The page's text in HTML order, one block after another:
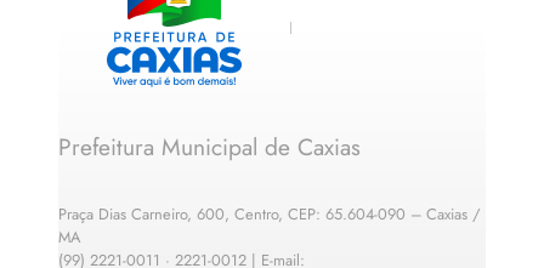
Prefeitura Municipal de Caxias
Praça Dias Carneiro, 600, Centro, CEP: 65.604-090 – Caxias /
MA
(99) 2221-0011 · 2221-0012 | E-mail: